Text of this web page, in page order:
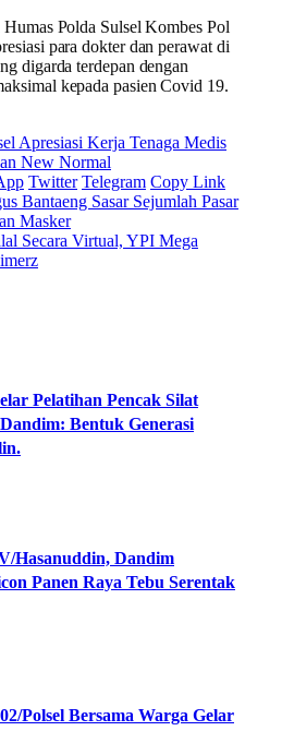
Polda Sulsel Kombes Pol
para dokter dan perawat di
digarda terdepan dengan
kepada pasien Covid 19.
Apresiasi Kerja Tenaga Medis
New Normal
Twitter Telegram Copy Link
Bantaeng Sasar Sejumlah Pasar
Masker
Secara Virtual, YPI Mega
Pelatihan Pencak Silat
Bentuk Generasi
Hasanuddin, Dandim
Panen Raya Tebu Serentak
Polsel Bersama Warga Gelar